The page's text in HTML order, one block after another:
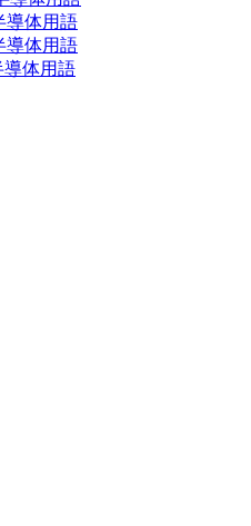
導体用語
導体用語
導体用語